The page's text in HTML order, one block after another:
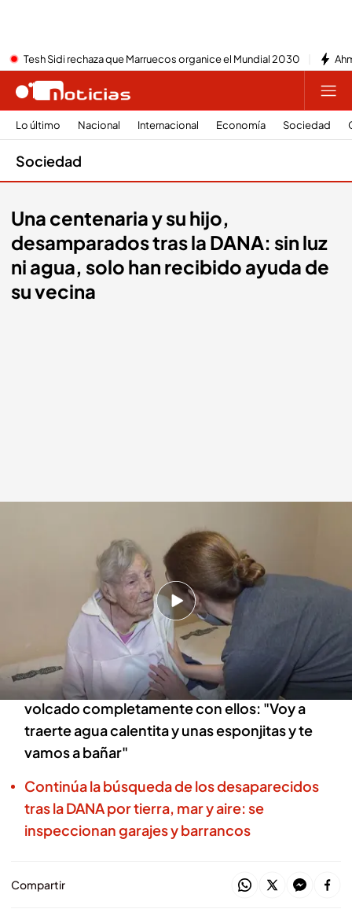
Tesh Sidi rechaza que Marruecos organice el Mundial 2030
Lo último Nacional Internacional Economía Sociedad
Sociedad
Una centenaria y su hijo,
desamparados tras la DANA: sin luz
ni agua, solo han recibido ayuda de
su vecina
Redacción digital Noticias Cuatro
05 NOV 2024 - 18:21h.
María y Pepe llevan sin luz ni agua una semana
después de las inundaciones
La vecina de la centenaria y su hijo se ha
volcado completamente con ellos: "Voy a
traerte agua calentita y unas esponjitas y te
vamos a bañar"
Continúa la búsqueda de los desaparecidos
tras la DANA por tierra, mar y aire: se
inspeccionan garajes y barrancos
Compartir